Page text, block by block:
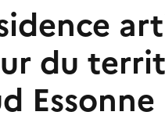
du
Essonne